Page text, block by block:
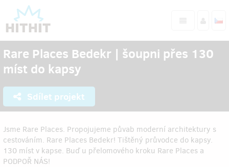
Rare Places Bedekr | šoupni přes 130
míst do kapsy
Sdílet projekt
Jsme Rare Places. Propojujeme půvab moderní architektury s
cestováním. Rare Places Bedekr! Tištěný průvodce do kapsy.
130 míst v kapse. Buď u přelomového kroku Rare Places a
PODPOŘ NÁS!